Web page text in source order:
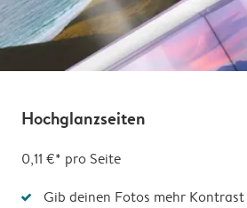
Hochglanzseiten
0,11 €* pro Seite
Gib deinen Fotos mehr